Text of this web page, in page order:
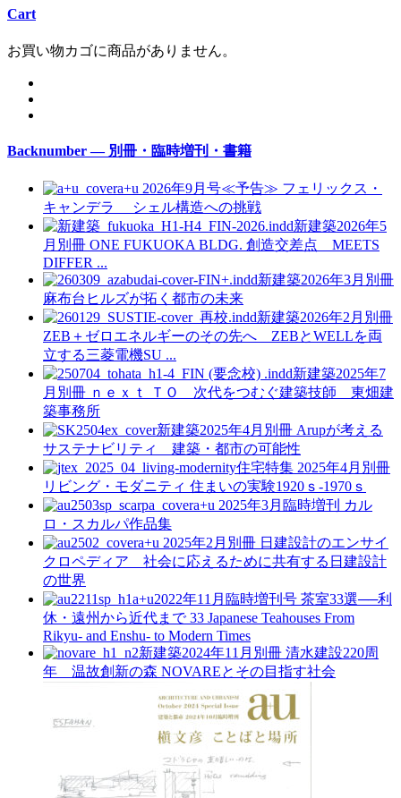
Cart
お買い物カゴに商品がありません。
Backnumber — 別冊・臨時増刊・書籍
a+u 2026年9月号≪予告≫ フェリックス・
キャンデラ シェル構造への挑戦
新建築2026年5
月別冊 ONE FUKUOKA BLDG. 創造交差点 MEETS
DIFFER ...
新建築2026年3月別冊
麻布台ヒルズが拓く都市の未来
新建築2026年2月別冊
ZEB＋ゼロエネルギーのその先へ ZEBとWELLを両
立する三菱電機SU ...
新建築2025年7
月別冊 ｎｅｘｔ ＴＯ 次代をつむぐ建築技師 東畑建
築事務所
新建築2025年4月別冊 Arupが考える
サステナビリティ 建築・都市の可能性
住宅特集 2025年4月別冊
リビング・モダニティ 住まいの実験1920ｓ-1970ｓ
a+u 2025年3月臨時増刊 カル
ロ・スカルパ作品集
a+u 2025年2月別冊 日建設計のエンサイ
クロペディア 社会に応えるために共有する日建設計
の世界
a+u2022年11月臨時増刊号 茶室33選──利
休・遠州から近代まで 33 Japanese Teahouses From
Rikyu- and Enshu- to Modern Times
新建築2024年11月別冊 清水建設220周
年 温故創新の森 NOVAREとその目指す社会